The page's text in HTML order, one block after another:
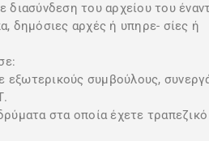
του αρχείου του
δημόσιες αρχές ή υπηρε- σίες ή
εξωτερικούς συμβούλους,
στα οποία έχετε τραπεζικό